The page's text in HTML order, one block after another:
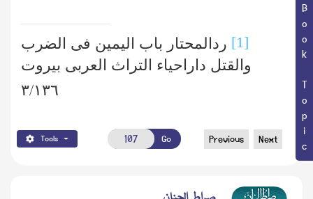
Book Topic
[1] ردالمحتار باب الیمین فی الضرب
والقتل داراحیاء التراث العربی بیروت
٣/١٣٦
Tools Go Previous Next